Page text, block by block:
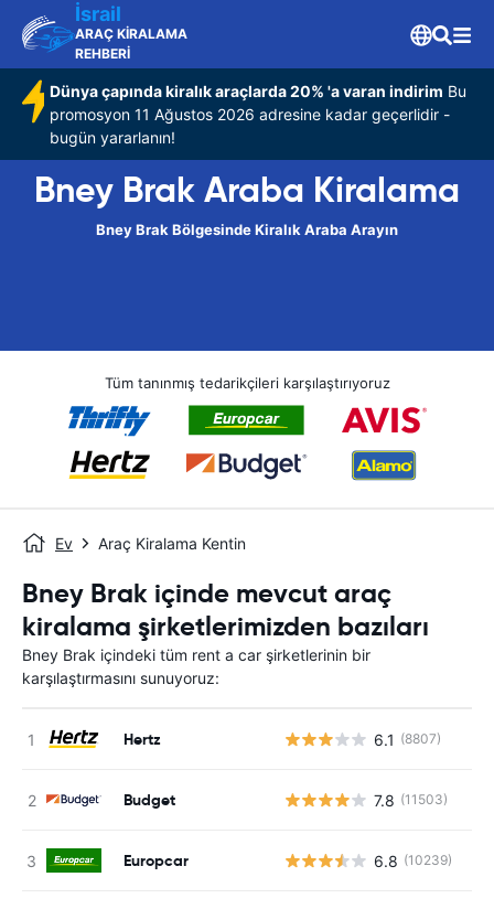
İsrail
ARAÇ KİRALAMA
REHBERİ
Dünya çapında kiralık araçlarda 20% 'a varan indirim Bu
promosyon 11 Ağustos 2026 adresine kadar geçerlidir -
bugün yararlanın!
Bney Brak Araba Kiralama
Bney Brak Bölgesinde Kiralık Araba Arayın
Tüm tanınmış tedarikçileri karşılaştırıyoruz
Ev Araç Kiralama Kentin
Bney Brak içinde mevcut araç
kiralama şirketlerimizden bazıları
Bney Brak içindeki tüm rent a car şirketlerinin bir
karşılaştırmasını sunuyoruz:
Hertz 6.1 (8807)
Budget 7.8 (11503)
Europcar 6.8 (10239)